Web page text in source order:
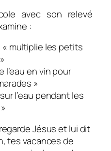
avec son relevé
:
multiplie les petits
l’eau en vin pour
»
l’eau pendant les
Jésus et lui dit
tes vacances de